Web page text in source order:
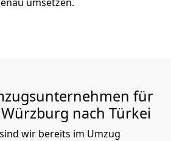
für
Würzburg nach Türkei
sind wir bereits im Umzug